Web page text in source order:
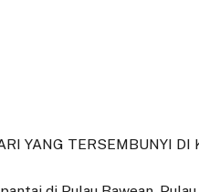
YANG TERSEMBUNYI DI